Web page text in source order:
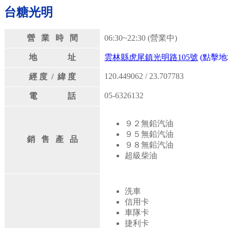
台糖光明
營 業 時 間 06:30~22:30 (營業中)
地 址 雲林縣虎尾鎮光明路105號 (點擊
經 度 / 緯 度 120.449062 / 23.707783
電 話 05-6326132
銷 售 產 品
９２無鉛汽油
９５無鉛汽油
９８無鉛汽油
超級柴油
洗車
信用卡
車隊卡
捷利卡